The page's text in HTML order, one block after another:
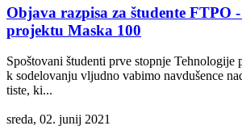
Objava razpisa za študente FTPO
projektu Maska 100
Spoštovani študenti prve stopnje Tehnologije
k sodelovanju vljudno vabimo navdušence
tiste, ki...
sreda, 02. junij 2021